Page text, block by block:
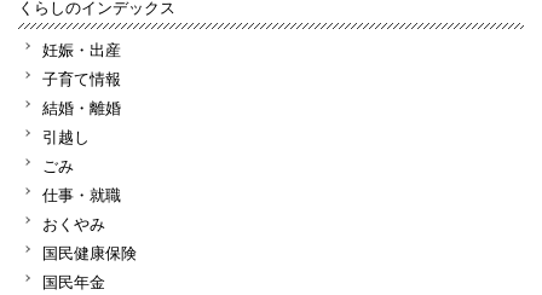
くらしのインデックス
妊娠・出産
子育て情報
結婚・離婚
引越し
ごみ
仕事・就職
おくやみ
国民健康保険
国民年金